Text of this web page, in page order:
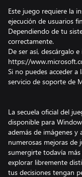
Este juego requiere la
ejecución de usuarios
Dependiendo de tu
correctamente.
De ser así, descárgalo
https://
Si no puedes acceder
servicio de soporte de
La secuela oficial del
disponible para
además de imágenes y
numerosas mejoras de
sumergirte todavía
explorar libremente
tus decisiones tengan